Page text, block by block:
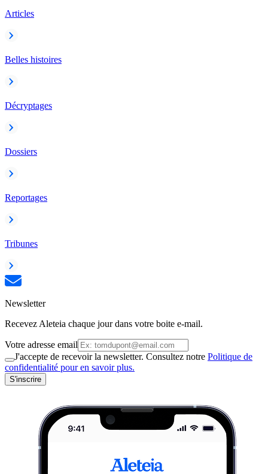
Articles
Belles histoires
Décryptages
Dossiers
Reportages
Tribunes
Newsletter
Recevez Aleteia chaque jour dans votre boite e-mail.
Votre adresse email
J'accepte de recevoir la newsletter. Consultez notre Politique de
confidentialité pour en savoir plus.
S'inscrire